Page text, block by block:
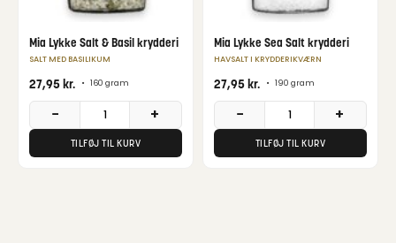
Mia Lykke Salt & Basil krydderi
SALT MED BASILIKUM
27,95kr. • 160 gram
− +
TILFØJ TIL KURV
Mia Lykke Sea Salt krydderi
HAVSALT I KRYDDERIKVÆRN
27,95kr. • 190 gram
− +
TILFØJ TIL KURV